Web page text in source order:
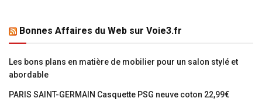
Bonnes Affaires du Web sur Voie3.fr
Les bons plans en matière de mobilier pour un salon stylé et
abordable
PARIS SAINT-GERMAIN Casquette PSG neuve coton 22,99€